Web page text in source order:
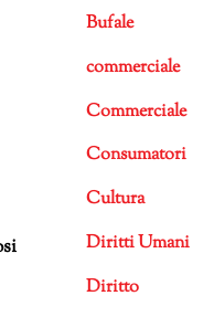
Bufale
commerciale
Commerciale
Consumatori
Cultura
Diritti Umani
Diritto